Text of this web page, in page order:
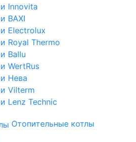
Innovita
BAXI
Electrolux
Royal Thermo
Ballu
WertRus
Нева
Vilterm
Lenz Technic
Отопительные котлы